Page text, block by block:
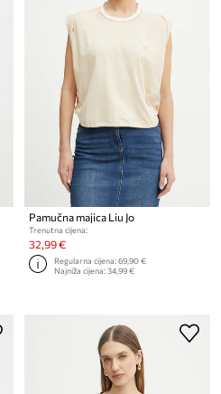
Pamučna majica Liu Jo
Trenutna cijena:
32,99 €
Regularna cijena:69,90 €
Najniža cijena:34,99 €